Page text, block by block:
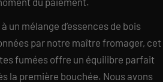
un mélange d’essences de bois
par notre maître fromager, cet
fumées offre un équilibre parfait
la première bouchée. Nous avons
UNE QUESTION